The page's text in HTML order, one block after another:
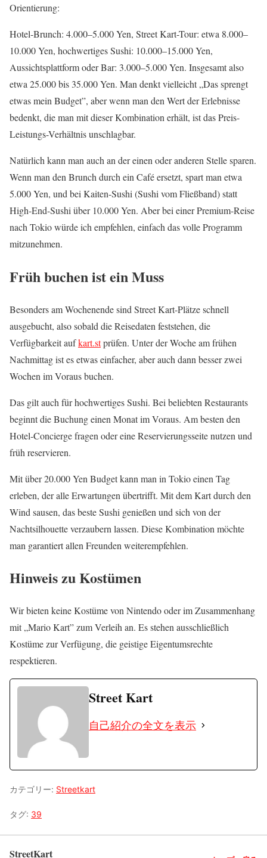
Orientierung:
Hotel-Brunch: 4.000–5.000 Yen, Street Kart-Tour: etwa 8.000–
10.000 Yen, hochwertiges Sushi: 10.000–15.000 Yen,
Aussichtsplattform oder Bar: 3.000–5.000 Yen. Insgesamt also
etwa 25.000 bis 35.000 Yen. Man denkt vielleicht „Das sprengt
etwas mein Budget”, aber wenn man den Wert der Erlebnisse
bedenkt, die man mit dieser Kombination erhält, ist das Preis-
Leistungs-Verhältnis unschlagbar.
Natürlich kann man auch an der einen oder anderen Stelle sparen.
Wenn man den Brunch durch ein Café ersetzt, spart man etwa
5.000 Yen, und bei Kaiten-Sushi (Sushi vom Fließband) statt
High-End-Sushi über 10.000 Yen. Aber bei einer Premium-Reise
nach Tokio würde ich empfehlen, einfach das volle Programm
mitzunehmen.
Früh buchen ist ein Muss
Besonders am Wochenende sind Street Kart-Plätze schnell
ausgebucht, also sobald die Reisedaten feststehen, die
Verfügbarkeit aufkart.stprüfen. Unter der Woche am frühen
Nachmittag ist es etwas einfacher, aber auch dann besser zwei
Wochen im Voraus buchen.
Das gilt auch für hochwertiges Sushi. Bei beliebten Restaurants
beginnt die Buchung einen Monat im Voraus. Am besten den
Hotel-Concierge fragen oder eine Reservierungsseite nutzen und
früh reservieren.
Mit über 20.000 Yen Budget kann man in Tokio einen Tag
erleben, der alle Erwartungen übertrifft. Mit dem Kart durch den
Wind sausen, das beste Sushi genießen und sich von der
Nachtsilhouette verzaubern lassen. Diese Kombination möchte
man garantiert allen Freunden weiterempfehlen.
Hinweis zu Kostümen
Wir bieten keine Kostüme von Nintendo oder im Zusammenhang
mit „Mario Kart” zum Verleih an. Es stehen ausschließlich
Kostüme zur Verfügung, die geistige Eigentumsrechte
respektieren.
Street Kart
自己紹介の全文を表示
カテゴリー: Streetkart
タグ: 39
StreetKart